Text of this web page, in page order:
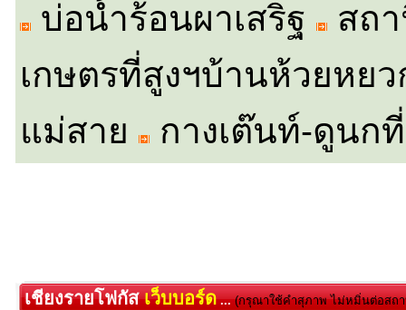
บ่อน้ำร้อนผาเสริฐ
สถ
เกษตรที่สูงฯบ้านห้วยหย
แม่สาย
กางเต๊นท์-ดูนก
เชียงรายโฟกัสเว็บบอร์ด...(กรุณาใช้คำสุภาพ ไม่หมิ่นต่อสถ